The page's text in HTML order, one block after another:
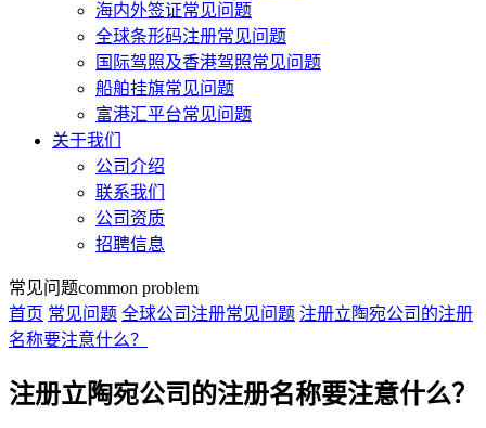
海内外签证常见问题
全球条形码注册常见问题
国际驾照及香港驾照常见问题
船舶挂旗常见问题
富港汇平台常见问题
关于我们
公司介绍
联系我们
公司资质
招聘信息
常见问题common problem
首页 常见问题 全球公司注册常见问题 注册立陶宛公司的注册
名称要注意什么？
注册立陶宛公司的注册名称要注意什么？